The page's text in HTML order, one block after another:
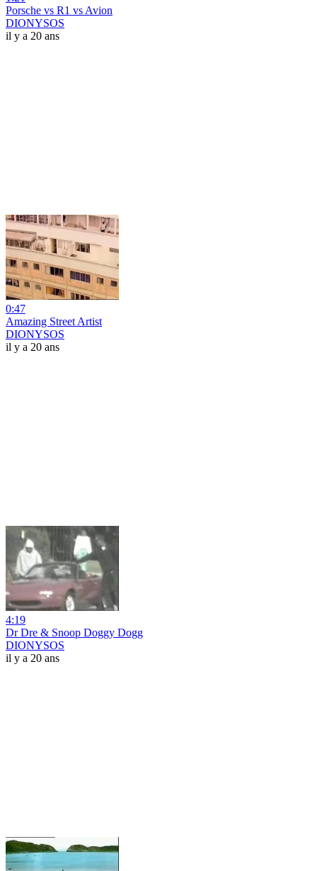
Porsche vs R1 vs Avion
DIONYSOS
il y a 20 ans
0:47
Amazing Street Artist
DIONYSOS
il y a 20 ans
4:19
Dr Dre & Snoop Doggy Dogg
DIONYSOS
il y a 20 ans